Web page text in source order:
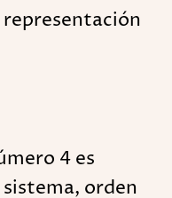
4 es
orden